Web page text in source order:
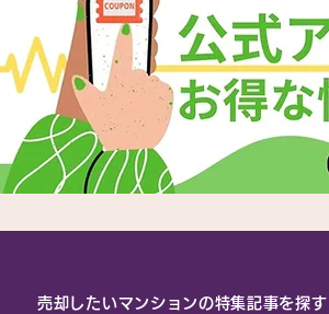
売却したいマンションの特集記事を探す